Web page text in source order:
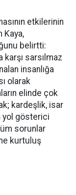
etkilerinin
Kaya,
belirtti:
karşı sarsılmaz
insanlığa
olarak
elinde çok
kardeşlik, isar
yol gösterici
sorunlar
kurtuluş